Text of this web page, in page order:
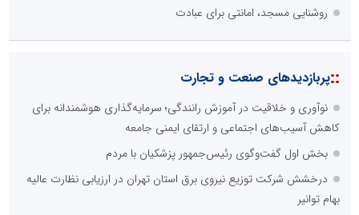
روشنایی مسجد، امانتی برای عبادت
::پربازدیدهای صنعت و تجارت
نوآوری و خلاقیت در آموزش رانندگی؛ سرمایه‌گذاری هوشمندانه برای
کاهش آسیب‌های اجتماعی و ارتقای ایمنی جامعه
بخش اول گفت‌وگوی رئیس‌جمهور پزشکیان با مردم
درخشش شرکت توزیع نیروی برق استان تهران در ارزیابی نظارت عالیه
بهام توانیر